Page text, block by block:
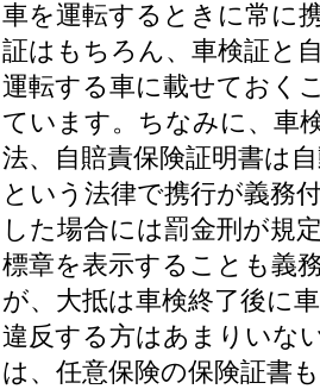
車を運転するときに常に
証はもちろん、車検証と
運転する車に載せておく
ています。ちなみに、車
法、自賠責保険証明書は
という法律で携行が義務
した場合には罰金刑が規
標章を表示することも義
が、大抵は車検終了後に
違反する方はあまりいな
は、任意保険の保険証書